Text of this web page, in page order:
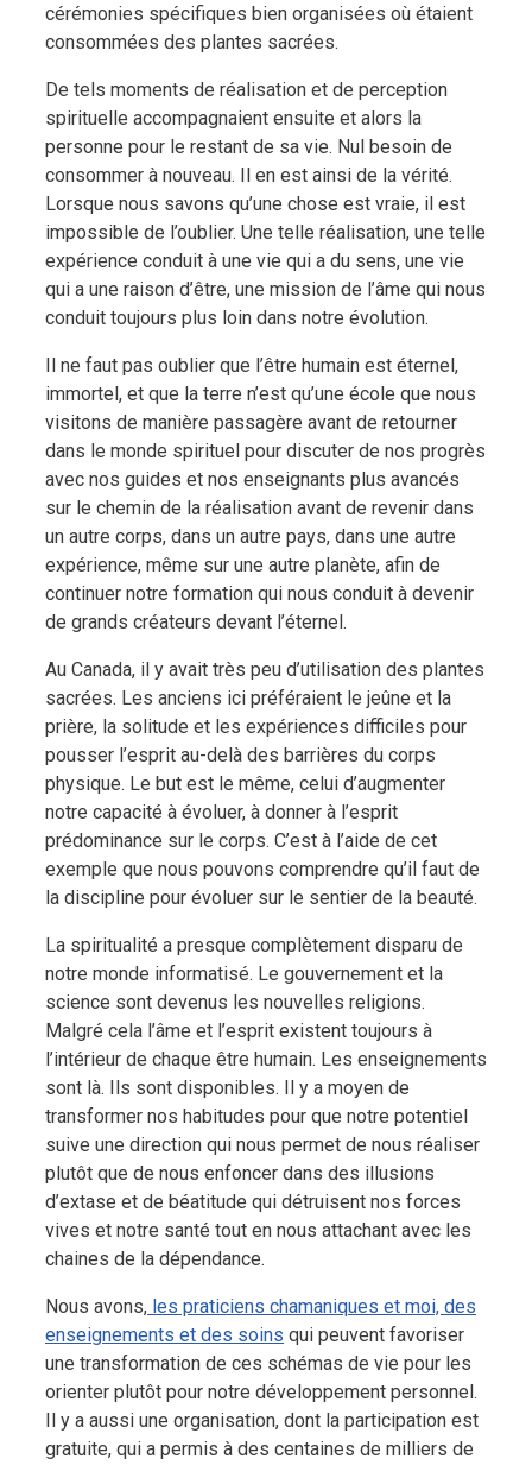
cérémonies spécifiques bien organisées où étaient
consommées des plantes sacrées.
De tels moments de réalisation et de perception
spirituelle accompagnaient ensuite et alors la
personne pour le restant de sa vie. Nul besoin de
consommer à nouveau. Il en est ainsi de la vérité.
Lorsque nous savons qu’une chose est vraie, il est
impossible de l’oublier. Une telle réalisation, une telle
expérience conduit à une vie qui a du sens, une vie
qui a une raison d’être, une mission de l’âme qui nous
conduit toujours plus loin dans notre évolution.
Il ne faut pas oublier que l’être humain est éternel,
immortel, et que la terre n’est qu’une école que nous
visitons de manière passagère avant de retourner
dans le monde spirituel pour discuter de nos progrès
avec nos guides et nos enseignants plus avancés
sur le chemin de la réalisation avant de revenir dans
un autre corps, dans un autre pays, dans une autre
expérience, même sur une autre planète, afin de
continuer notre formation qui nous conduit à devenir
de grands créateurs devant l’éternel.
Au Canada, il y avait très peu d’utilisation des plantes
sacrées. Les anciens ici préféraient le jeûne et la
prière, la solitude et les expériences difficiles pour
pousser l’esprit au-delà des barrières du corps
physique. Le but est le même, celui d’augmenter
notre capacité à évoluer, à donner à l’esprit
prédominance sur le corps. C’est à l’aide de cet
exemple que nous pouvons comprendre qu’il faut de
la discipline pour évoluer sur le sentier de la beauté.
La spiritualité a presque complètement disparu de
notre monde informatisé. Le gouvernement et la
science sont devenus les nouvelles religions.
Malgré cela l’âme et l’esprit existent toujours à
l’intérieur de chaque être humain. Les enseignements
sont là. Ils sont disponibles. Il y a moyen de
transformer nos habitudes pour que notre potentiel
suive une direction qui nous permet de nous réaliser
plutôt que de nous enfoncer dans des illusions
d’extase et de béatitude qui détruisent nos forces
vives et notre santé tout en nous attachant avec les
chaines de la dépendance.
Nous avons, les praticiens chamaniques et moi, des
enseignements et des soins qui peuvent favoriser
une transformation de ces schémas de vie pour les
orienter plutôt pour notre développement personnel.
Il y a aussi une organisation, dont la participation est
gratuite, qui a permis à des centaines de milliers de